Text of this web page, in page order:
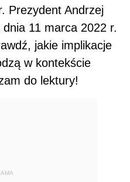
Prezydent Andrzej
dnia 11 marca 2022 r.
jakie implikacje
w kontekście
do lektury!